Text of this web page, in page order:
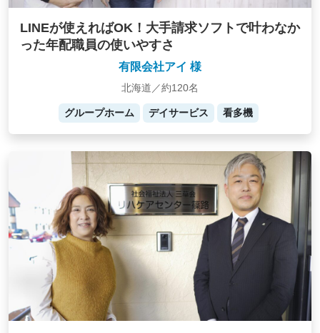
LINEが使えればOK！大手請求ソフトで叶わなか
った年配職員の使いやすさ
有限会社アイ 様
北海道／約120名
グループホーム デイサービス 看多機